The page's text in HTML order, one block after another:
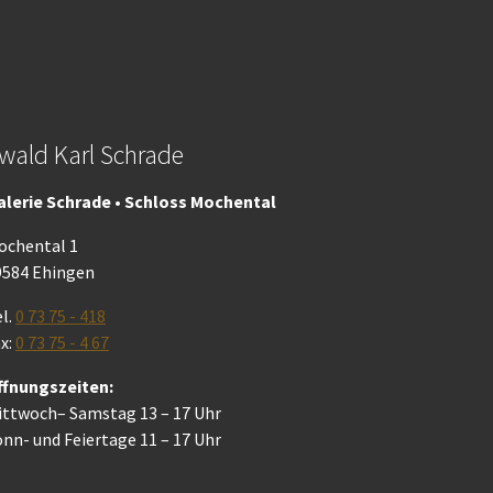
Karl Schrade
Schrade • Schloss Mochental
1
Ehingen
0 73 75 - 418
0 73 75 - 4 67
Samstag 13 – 17 Uhr
und Feiertage 11 – 17 Uhr